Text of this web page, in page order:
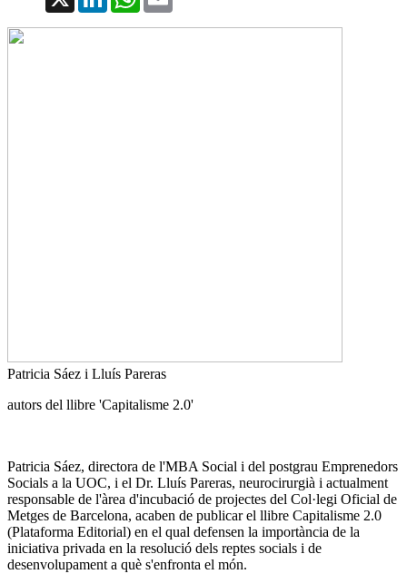
Patricia Sáez i Lluís Pareras
autors del llibre 'Capitalisme 2.0'
Patricia Sáez, directora de l'MBA Social i del postgrau Emprenedors
Socials a la UOC, i el Dr. Lluís Pareras, neurocirurgià i actualment
responsable de l'àrea d'incubació de projectes del Col·legi Oficial de
Metges de Barcelona, acaben de publicar el llibre Capitalisme 2.0
(Plataforma Editorial) en el qual defensen la importància de la
iniciativa privada en la resolució dels reptes socials i de
desenvolupament a què s'enfronta el món.